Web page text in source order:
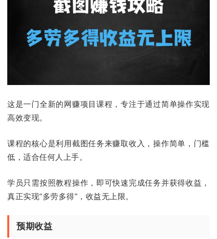
这是一门全新的网赚项目课程，专注于通过简单操作实现
高效变现。
课程的核心是利用截图任务来赚取收入，操作简单，门槛
低，适合任何人上手。
学员只需按照教程操作，即可快速完成任务并获得收益，
真正实现“多劳多得”，收益无上限。
预期收益